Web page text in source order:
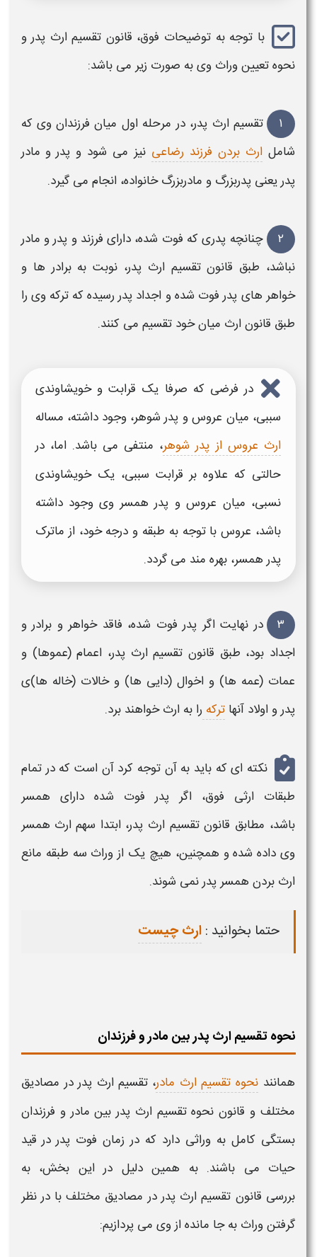
با توجه به توضیحات فوق، قانون تقسیم ارث پدر و
نحوه تعیین وراث ویبه صورت زیر می باشد:
۱ تقسیم ارث پدر، در مرحله اول میان فرزندان وی که
شامل ارث بردن فرزند رضاعی نیز می شود و پدر و مادر
پدریعنی پدربزرگ و مادربزرگخانواده، انجام می گیرد.
۲ چنانچه پدری که فوت شده، دارای فرزند و پدرو مادر
نباشد، طبق قانون تقسیم ارث پدر، نوبت به برادر ها و
خواهر های پدر فوت شده و اجداد پدر رسیده که ترکه وی را
طبق قانون ارث میان خود تقسیم می کنند.
در فرضی که صرفا یک قرابت و خویشاوندی
سببی، میان عروس و پدرشوهر، وجود داشته، مساله
ارث عروس از پدر شوهر، منتفی می باشد. اما، در
حالتی که علاوه بر قرابت سببی، یک خویشاوندی
نسبی، میان عروس و پدر همسر وی وجود داشته
باشد، عروس با توجه به طبقه و درجه خود، از ماترک
پدرهمسر، بهره مند می گردد.
۳ در نهایت اگر پدر فوت شده، فاقد خواهر و برادر و
اجداد بود، طبق قانون تقسیم ارث پدر، اعمام (عموها) و
عمات (عمه ها) و اخوال (دایی ها) و خالات (خاله ها)ی
پدرو اولاد آنها ترکه را به ارثخواهند برد.
نکته ای که باید به آن توجه کرد آن است که در تمام
طبقات ارثی فوق، اگر پدر فوت شده دارای همسر
باشد، مطابق قانون تقسیم ارث پدر، ابتدا سهم ارث همسر
وی داده شده و همچنین، هیچ یک از وراث سه طبقه مانع
ارث بردن همسرپدرنمی شوند.
حتما بخوانید :ارث چیست
نحوه تقسیم ارث پدر بین مادر و فرزندان
همانند نحوه تقسیم ارث مادر، تقسیم ارث پدر در مصادیق
مختلف و قانون نحوه تقسیم ارث پدر بین مادر و فرزندان
بستگی کامل به وراثی دارد که در زمان فوت پدر در قید
حیات می باشند. به همین دلیل در این بخش، به
بررسی قانون تقسیم ارث پدر در مصادیق مختلف با در نظر
گرفتن وراث به جا مانده از وی می پردازیم: